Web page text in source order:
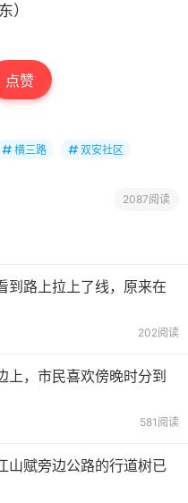
）
点赞
横三路 双安社区
2087阅读
到路上拉上了线，原来在
202阅读
上，市民喜欢傍晚时分到
581阅读
山赋旁边公路的行道树已